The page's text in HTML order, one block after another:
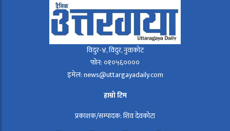
विदुर-४, विदुर, नुवाकोट
फोन: ०१०५६००००
इमेल: news@uttargayadaily.com
हाम्रो टिम
प्रकाशक/सम्पादक: शिव देवकोटा